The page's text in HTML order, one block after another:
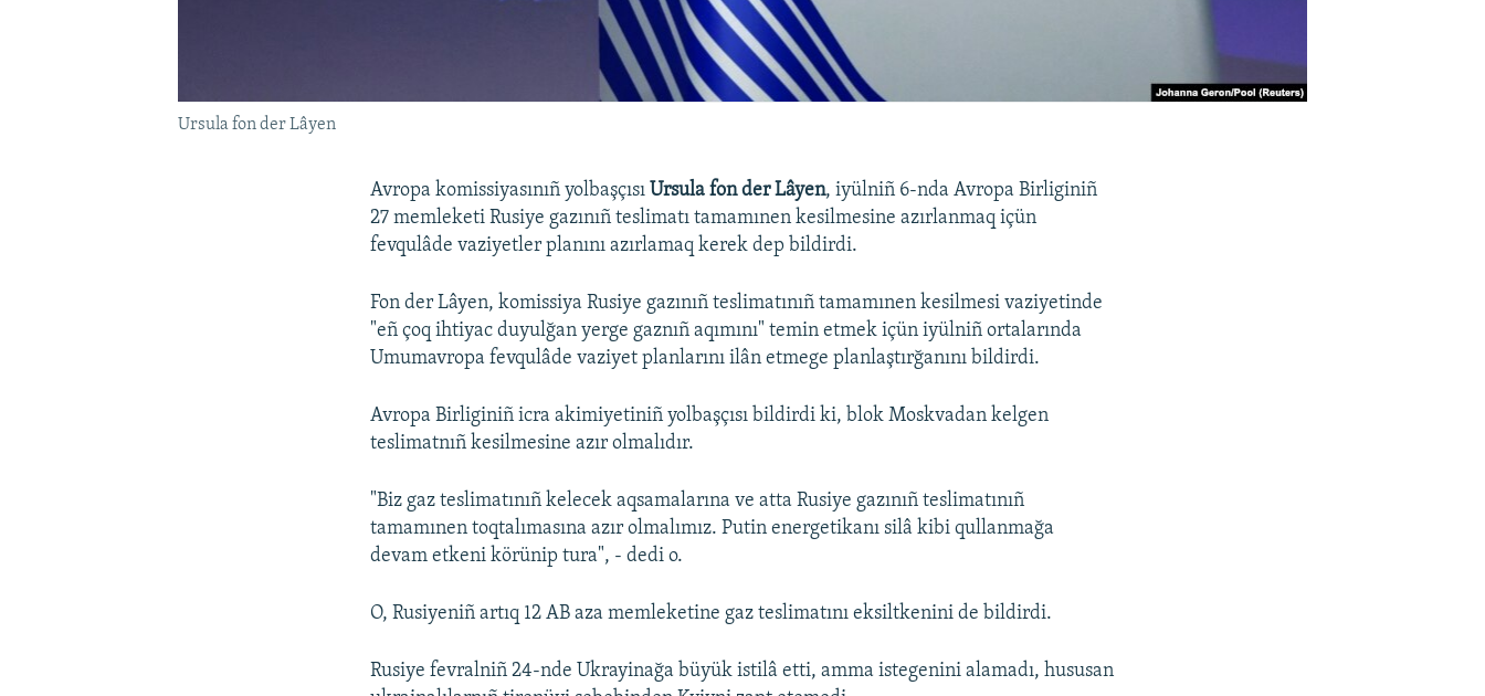
Ursula fon der Lâyen
Avropa komissiyasınıñ yolbaşçısı Ursula fon der Lâyen, iyülniñ 6-nda Avropa Birliginiñ
27 memleketi Rusiye gazınıñ teslimatı tamamınen kesilmesine azırlanmaq içün
fevqulâde vaziyetler planını azırlamaq kerek dep bildirdi.
Fon der Lâyen, komissiya Rusiye gazınıñ teslimatınıñ tamamınen kesilmesi vaziyetinde
"eñ çoq ihtiyac duyulğan yerge gaznıñ aqımını" temin etmek içün iyülniñ ortalarında
Umumavropa fevqulâde vaziyet planlarını ilân etmege planlaştırğanını bildirdi.
Avropa Birliginiñ icra akimiyetiniñ yolbaşçısı bildirdi ki, blok Moskvadan kelgen
teslimatnıñ kesilmesine azır olmalıdır.
"Biz gaz teslimatınıñ kelecek aqsamalarına ve atta Rusiye gazınıñ teslimatınıñ
tamamınen toqtalımasına azır olmalımız. Putin energetikanı silâ kibi qullanmağa
devam etkeni körünip tura", - dedi o.
O, Rusiyeniñ artıq 12 AB aza memleketine gaz teslimatını eksiltkenini de bildirdi.
Rusiye fevralniñ 24-nde Ukrayinağa büyük istilâ etti, amma istegenini alamadı, hususan